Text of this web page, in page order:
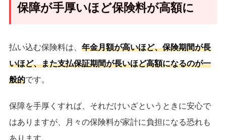
保障が手厚いほど保険料が高額に
払い込む保険料は、 年金月額が高いほど、保険期間が長
いほど、また支払保証期間が長いほど高額になるのが一
般的です。
保障を手厚くすれば、それだけいざというときに安心で
はありますが、月々の保険料が家計に負担になる恐れも
あります。